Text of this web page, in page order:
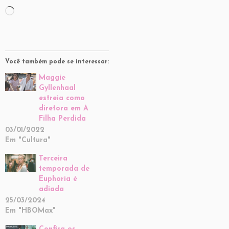
Carregando...
Você também pode se interessar:
Maggie
Gyllenhaal
estreia como
diretora em A
Filha Perdida
03/01/2022
Em "Cultura"
Terceira
temporada de
Euphoria é
adiada
25/03/2024
Em "HBOMax"